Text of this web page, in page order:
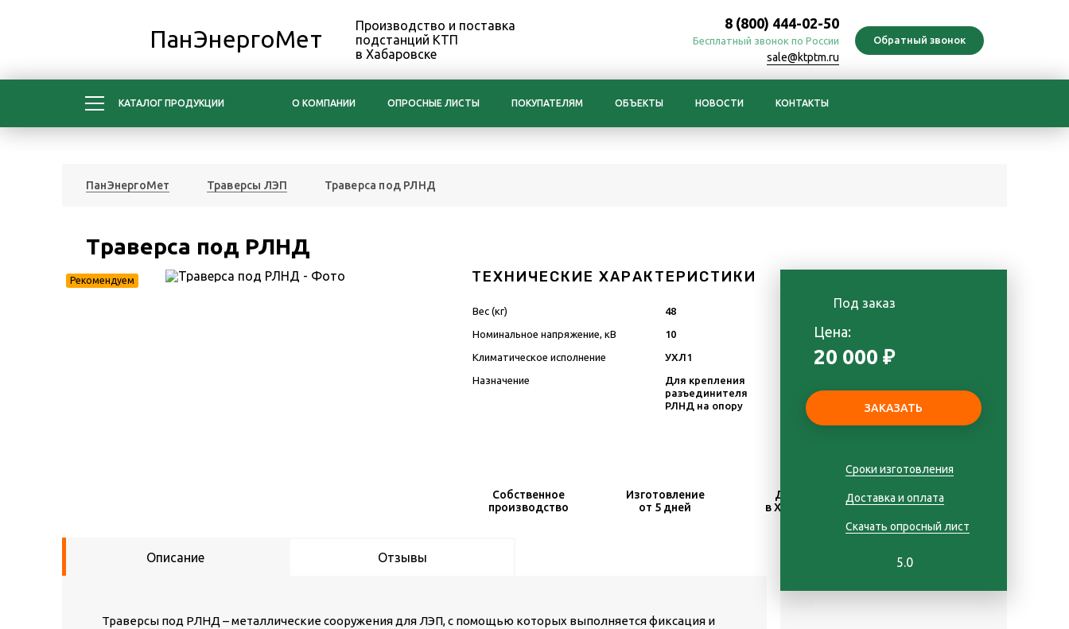
ПанЭнергоМет
Производство и поставка
подстанций КТП
в Хабаровске
8 (800) 444-02-50
Бесплатный звонок по России
sale@ktptm.ru
КАТАЛОГ ПРОДУКЦИИ О КОМПАНИИ ОПРОСНЫЕ ЛИСТЫ ПОКУПАТЕЛЯМ ОБЪЕКТЫ НОВОСТИ КОНТАКТЫ
ПанЭнергоМет Траверсы ЛЭП Траверса под РЛНД
Траверса под РЛНД
Рекомендуем ТЕХНИЧЕСКИЕ ХАРАКТЕРИСТИКИ
Вес (кг) 48
Номинальное напряжение, кВ 10
Климатическое исполнение УХЛ1
Назначение
Для крепления
разъединителя
РЛНД на опору
Под заказ
Цена:
20 000 ₽
Сроки изготовления
Доставка и оплата
Скачать опросный лист
5.0
Собственное
производство
Изготовление
от 5 дней
Доставка
в Хабаровске
Гарантия
1 год
Описание Отзывы
Траверсы под РЛНД – металлические сооружения для ЛЭП, с помощью которых выполняется фиксация и